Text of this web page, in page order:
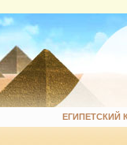
ЕГИПЕТСКИЙ